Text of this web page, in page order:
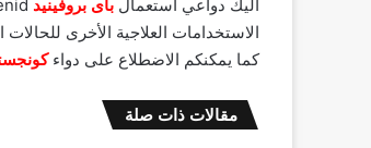
اليك دواعي استعمال باى بروفينيد
الاستخدامات العلاجية الأخرى
كما يمكنكم الاضطلاع على دواء
مقالات ذات صلة